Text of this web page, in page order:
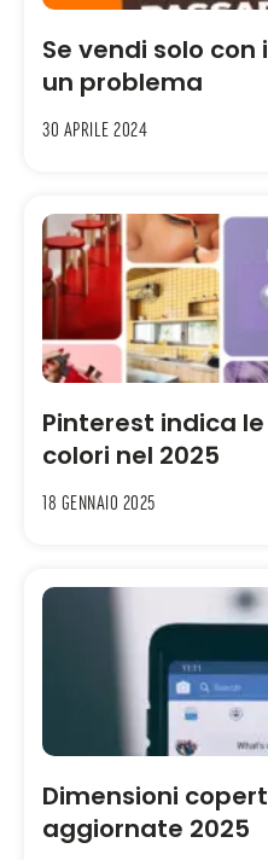
Se vendi solo
un problema
30 Aprile 2024
Pinterest indica
colori nel 2025
18 Gennaio 2025
Dimensioni
aggiornate 2025